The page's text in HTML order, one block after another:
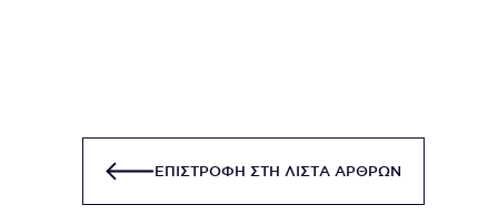
ΕΠΙΣΤΡΟΦΗ ΣΤΗ ΛΙΣΤΑ ΑΡΘΡΩΝ